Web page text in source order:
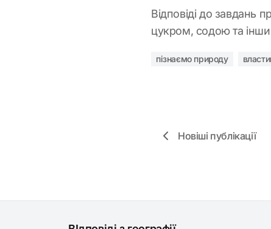
Відповіді до завдань
цукром, содою та
пізнаємо природу
Новіші публікації